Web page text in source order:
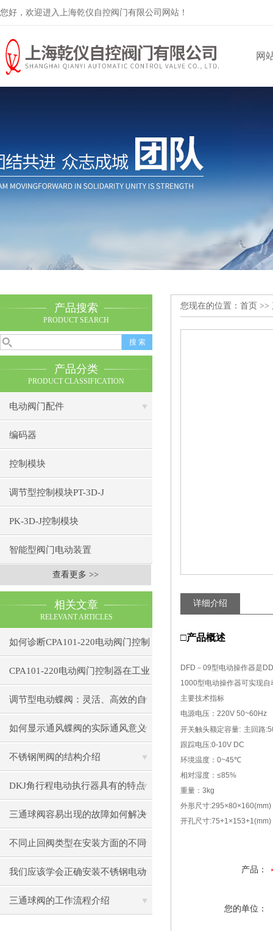
您好，欢迎进入上海乾仪自控阀门有限公司网站！
网
产品搜索
PRODUCT SEARCH
产品分类
PRODUCT CLASSIFICATION
电动阀门配件
编码器
控制模块
调节型控制模块PT-3D-J
PK-3D-J控制模块
智能型阀门电动装置
查看更多 >>
相关文章
RELEVANT ARTICLES
如何诊断CPA101-220电动阀门控制
器的通信故障？
CPA101-220电动阀门控制器在工业
自动化中的应用
调节型电动蝶阀：灵活、高效的自
动化解决方案
如何显示通风蝶阀的实际通风意义
不锈钢闸阀的结构介绍
DKJ角行程电动执行器具有的特点
三通球阀容易出现的故障如何解决
不同止回阀类型在安装方面的不同
之处
我们应该学会正确安装不锈钢电动
蝶阀
三通球阀的工作流程介绍
您现在的位置： 首页 >>
详细介绍
□产品概述
DFD － 09型电动操作器是
1000型电动操作器可实现
主要技术指标
电源电压： 220V 50~60Hz
开关触头额定容量: 主回路
跟踪电压:0-10V DC
环境温度： 0~45℃
相对湿度： ≤85%
重量： 3kg
外形尺寸:295×80×160(mm)
开孔尺寸:75+1×153+1(mm)
产品：
您的单位：